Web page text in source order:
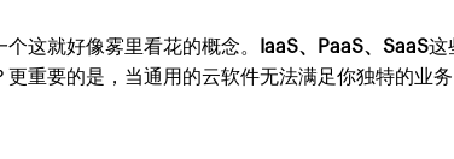
这就好像雾里看花的概念。 IaaS、PaaS、SaaS这
重要的是，当通用的云软件无法满足你独特的业